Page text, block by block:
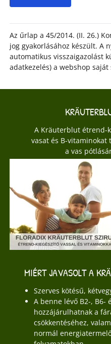
Az űrlap a 45/2014. (II. 26.)
jog gyakorlásához készült. A
automatikus visszaigazolást
adatkezelés) a webshop
A Kräuterblut étrend-
vasat és B-
a vas
MIÉRT JAVASOLT A
Szerves kötésű,
A benne lévő B2-, B6-
hozzájárulhatnak a
csökkentéséhez,
normál